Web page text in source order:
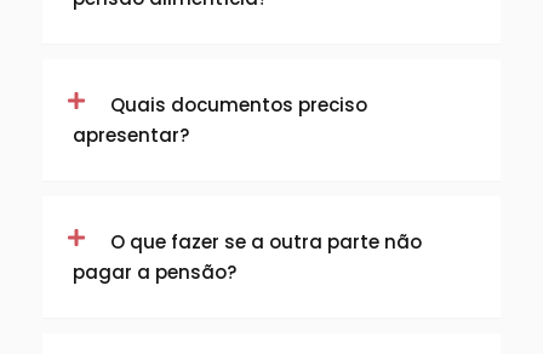
Quais documentos preciso
apresentar?
O que fazer se a outra parte não
pagar a pensão?